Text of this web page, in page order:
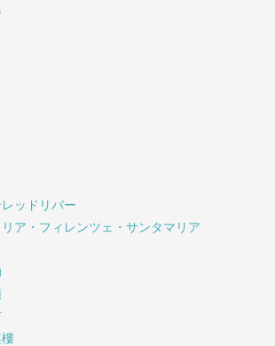
レッドリバー
リア・フィレンツェ・サンタマリア